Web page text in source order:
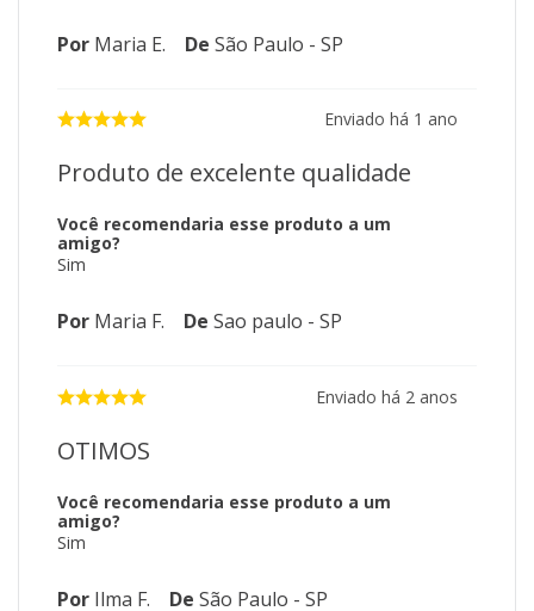
Por Maria E. De São Paulo - SP
Enviado há 1 ano
Produto de excelente qualidade
Você recomendaria esse produto a um
amigo?
Sim
Por Maria F. De Sao paulo - SP
Enviado há 2 anos
OTIMOS
Você recomendaria esse produto a um
amigo?
Sim
Por Ilma F. De São Paulo - SP